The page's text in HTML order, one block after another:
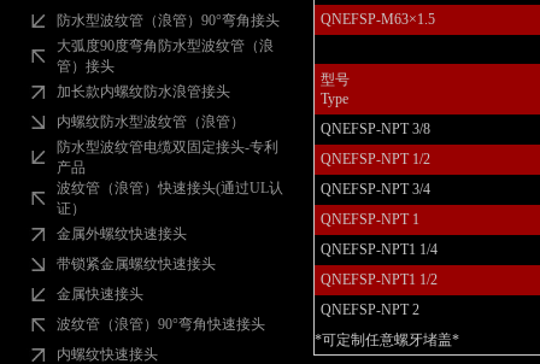
防水型波纹管（浪管）90°弯角接头
大弧度90度弯角防水型波纹管（浪
管）接头
加长款内螺纹防水浪管接头
内螺纹防水型波纹管（浪管）
防水型波纹管电缆双固定接头-专利
产品
波纹管（浪管）快速接头(通过UL认
证）
金属外螺纹快速接头
带锁紧金属螺纹快速接头
金属快速接头
波纹管（浪管）90°弯角快速接头
内螺纹快速接头
QNEFSP-M63×1.5
型号
Type
QNEFSP-NPT 3/8
QNEFSP-NPT 1/2
QNEFSP-NPT 3/4
QNEFSP-NPT 1
QNEFSP-NPT1 1/4
QNEFSP-NPT1 1/2
QNEFSP-NPT 2
*可定制任意螺牙堵盖*